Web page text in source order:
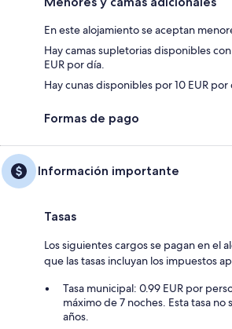
En este alojamiento se aceptan
Hay camas supletorias disponibles
EUR por día.
Hay cunas disponibles por 10 EUR por
Formas de pago
Información importante
Tasas
Los siguientes cargos se pagan en el
que las tasas incluyan los impuestos
Tasa municipal: 0.99 EUR por
máximo de 7 noches. Esta tasa no
años.